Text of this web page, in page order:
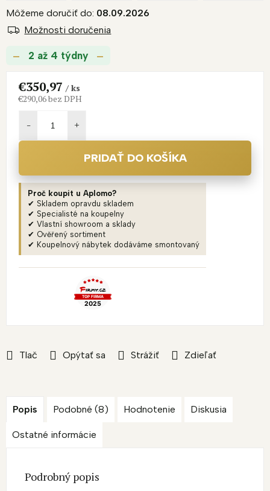
2 až 4 týdny
Môžeme doručiť do: 08.09.2026
Možnosti doručenia
Tlač Opýtať sa Strážiť Zdieľať
€350,97/ ks
€290,06 bez DPH
PRIDAŤ DO KOŠÍKA
Proč koupit u Aplomo?
✔ Skladem opravdu skladem
✔ Specialisté na koupelny
✔ Vlastní showroom a sklady
✔ Ověřený sortiment
✔ Koupelnový nábytek dodáváme smontovaný
Popis Podobné (8) Hodnotenie Diskusia
Ostatné informácie
Podrobný popis